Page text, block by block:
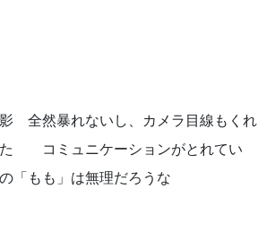
全然暴れないし、カメラ目線もくれ
た コミュニケーションがとれてい
もも」は無理だろうな